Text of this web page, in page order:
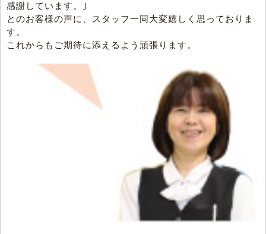
感謝しています。｣
とのお客様の声に、スタッフ一同大変嬉しく思っておりま
す。
これからもご期待に添えるよう頑張ります。